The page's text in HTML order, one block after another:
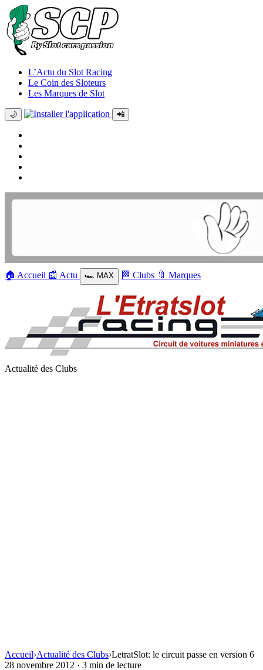
L’Actu du Slot Racing
Le Coin des Sloteurs
Les Marques de Slot
🌙 📲
🏠 Accueil 📰 Actu 🏎️ MAX 🏁 Clubs 🔖 Marques
Actualité des Clubs
Accueil›Actualité des Clubs›LetratSlot: le circuit passe en version 6
28 novembre 2012 · 3 min de lecture